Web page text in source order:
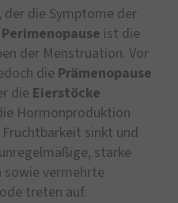
die Symptome der
Perimenopause ist die
der Menstruation. Vor
die Prämenopause
die Eierstöcke
Hormonproduktion
sinkt und
starke
sowie vermehrte
treten auf.